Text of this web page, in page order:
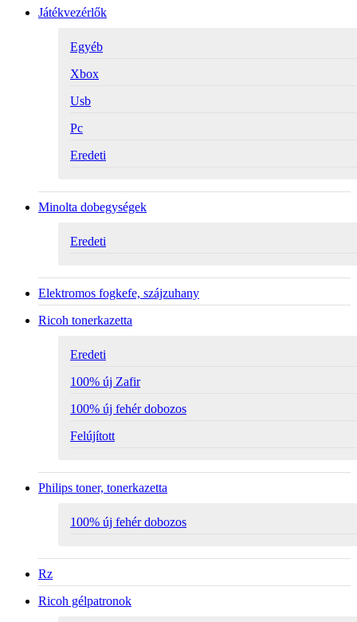
Játékvezérlők
Egyéb
Xbox
Usb
Pc
Eredeti
Minolta dobegységek
Eredeti
Elektromos fogkefe, szájzuhany
Ricoh tonerkazetta
Eredeti
100% új Zafir
100% új fehér dobozos
Felújított
Philips toner, tonerkazetta
100% új fehér dobozos
Rz
Ricoh gélpatronok